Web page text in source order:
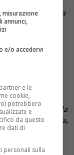
quota e la nuova
montagne, la
musica in via
si faranno in
riproporli.
Terzo
per
tutti coloro che la
una nuova data,
misurazione
annunci,
e/o accedervi
e le
cookie,
potrebbero
e
da questo
dati di
personali sulla